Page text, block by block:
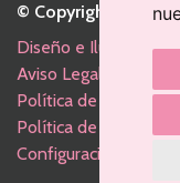
© Copyright
Diseño e
Aviso Legal
Política de Privacidad
Política de Cookies
Configuración de